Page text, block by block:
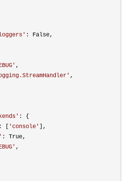
' : False,
' ,
' ,
' : {
: [ 'console ' ],
' : True,
' ,